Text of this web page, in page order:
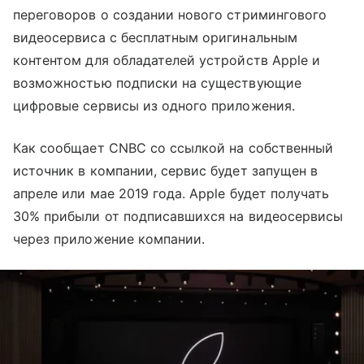
переговоров о создании нового стримингового
видеосервиса с бесплатным оригинальным
контентом для обладателей устройств Apple и
возможностью подписки на существующие
цифровые сервисы из одного приложения.
Как сообщает CNBC со ссылкой на собственный
источник в компании, сервис будет запущен в
апреле или мае 2019 года. Apple будет получать
30% прибыли от подписавшихся на видеосервисы
через приложение компании.